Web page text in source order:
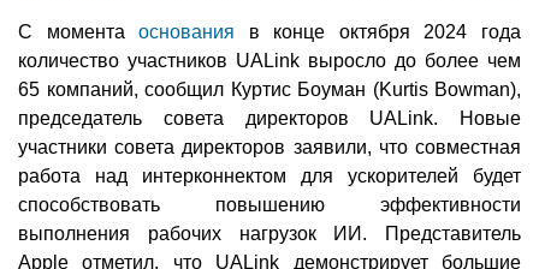
С моментаоснования в конце октября 2024 года
количество участников UALink выросло до более чем
65 компаний, сообщил Куртис Боуман (Kurtis Bowman),
председатель совета директоров UALink. Новые
участники совета директоров заявили, что совместная
работа над интерконнектом для ускорителей будет
способствовать повышению эффективности
выполнения рабочих нагрузок ИИ. Представитель
Apple отметил, что UALink демонстрирует большие